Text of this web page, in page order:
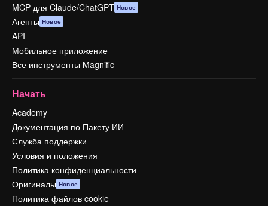
MCP для Claude/ChatGPT Новое
Агенты Новое
API
Мобильное приложение
Все инструменты Magnific
Начать
Academy
Документация по Пакету ИИ
Служба поддержки
Условия и положения
Политика конфиденциальности
Оригиналы Новое
Политика файлов cookie